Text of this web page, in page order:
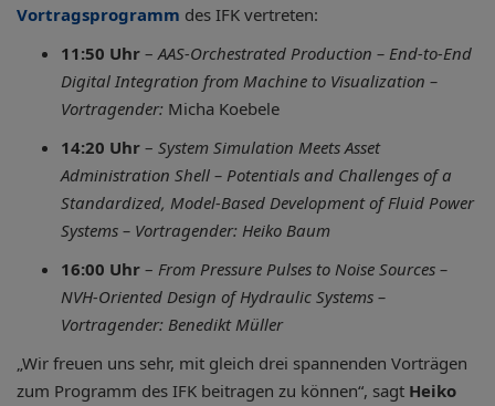
Vortragsprogramm des IFK vertreten:
11:50 Uhr –AAS-Orchestrated Production – End-to-End
Digital Integration from Machine to Visualization –
Vortragender: Micha Koebele
14:20 Uhr – System Simulation Meets Asset
Administration Shell – Potentials and Challenges of a
Standardized, Model-Based Development of Fluid Power
Systems – Vortragender: Heiko Baum
16:00 Uhr – From Pressure Pulses to Noise Sources –
NVH-Oriented Design of Hydraulic Systems –
Vortragender: Benedikt Müller
„Wir freuen uns sehr, mit gleich drei spannenden Vorträgen
zum Programm des IFK beitragen zu können“, sagt Heiko